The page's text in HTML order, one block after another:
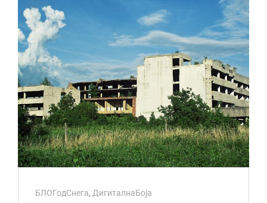
Cat
БЛОГодСнега, ДигиталнаБоја